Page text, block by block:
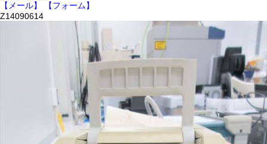
【メール】
【フォーム】
Z14090614